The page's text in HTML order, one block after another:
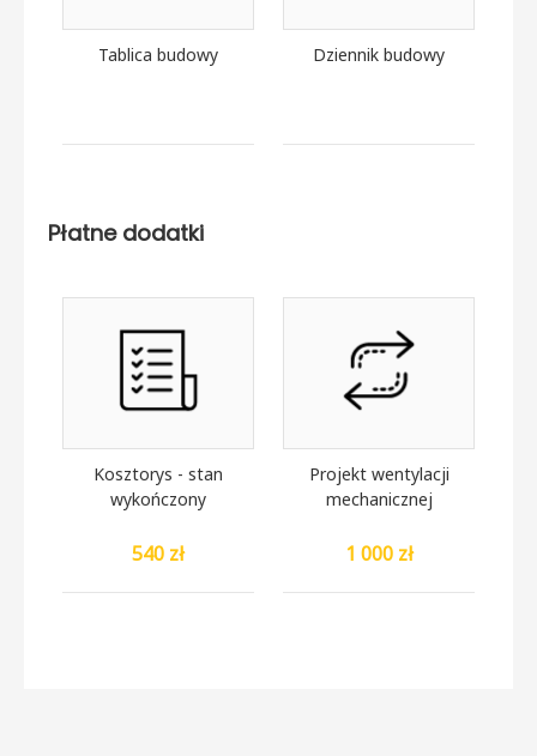
Tablica budowy Dziennik budowy
Płatne dodatki
Kosztorys - stan
wykończony
540 zł
Projekt wentylacji
mechanicznej
1 000 zł